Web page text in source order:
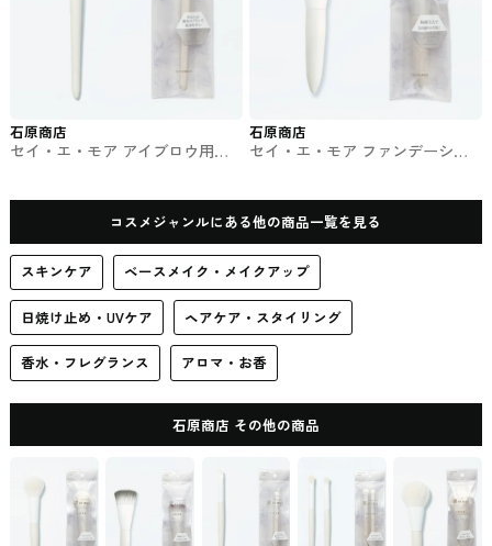
石原商店
セイ・エ・モア アイブロウ用メ
石原商店
セイ・エ・モア ファンデーショ
コスメジャンルにある他の商品一覧を見る
スキンケア ベースメイク・メイクアップ
日焼け止め・UVケア ヘアケア・スタイリング
香水・フレグランス アロマ・お香
石原商店 その他の商品